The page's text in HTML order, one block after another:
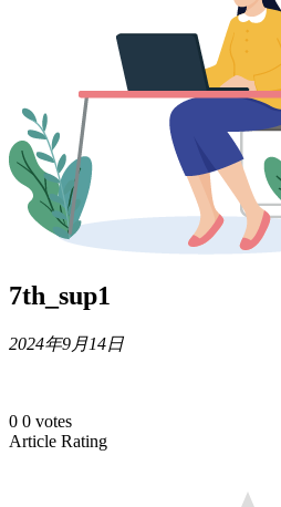
7th_sup1
2024年9月14日
0 0 votes
Article Rating